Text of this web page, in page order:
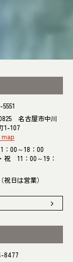
名古屋市中川
1-107
00～18：00
祝 11：00～19：
祝日は営業）
8477